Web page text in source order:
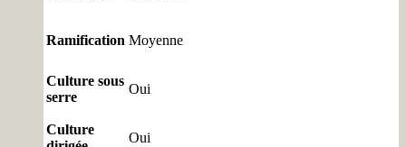
Ramification Moyenne
Culture sous
serre
Oui
Culture
Oui